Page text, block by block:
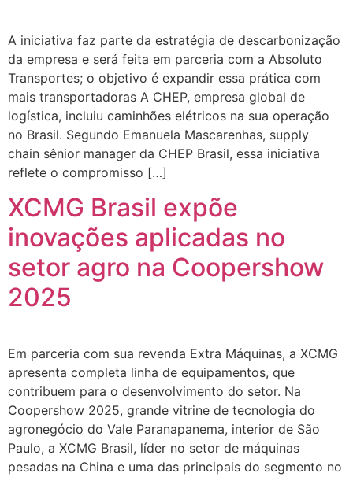
A iniciativa faz parte da estratégia de descarbonização
da empresa e será feita em parceria com a Absoluto
Transportes; o objetivo é expandir essa prática com
mais transportadoras A CHEP, empresa global de
logística, incluiu caminhões elétricos na sua operação
no Brasil. Segundo Emanuela Mascarenhas, supply
chain sênior manager da CHEP Brasil, essa iniciativa
reflete o compromisso […]
XCMG Brasil expõe
inovações aplicadas no
setor agro na Coopershow
2025
Em parceria com sua revenda Extra Máquinas, a XCMG
apresenta completa linha de equipamentos, que
contribuem para o desenvolvimento do setor. Na
Coopershow 2025, grande vitrine de tecnologia do
agronegócio do Vale Paranapanema, interior de São
Paulo, a XCMG Brasil, líder no setor de máquinas
pesadas na China e uma das principais do segmento no